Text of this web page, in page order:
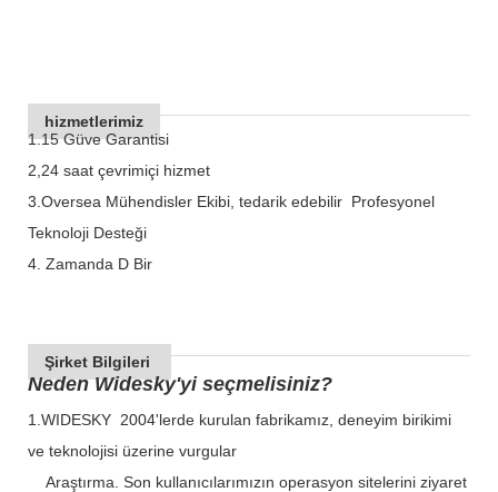
hizmetlerimiz
1.15 Güve Garantisi
2,24 saat çevrimiçi hizmet
3.Oversea Mühendisler Ekibi, tedarik edebilir Profesyonel
Teknoloji Desteği
4. Zamanda D Bir
Şirket Bilgileri
Neden Widesky'yi seçmelisiniz?
1.WIDESKY 2004'lerde kurulan fabrikamız, deneyim birikimi
ve teknolojisi üzerine vurgular
Araştırma. Son kullanıcılarımızın operasyon sitelerini ziyaret